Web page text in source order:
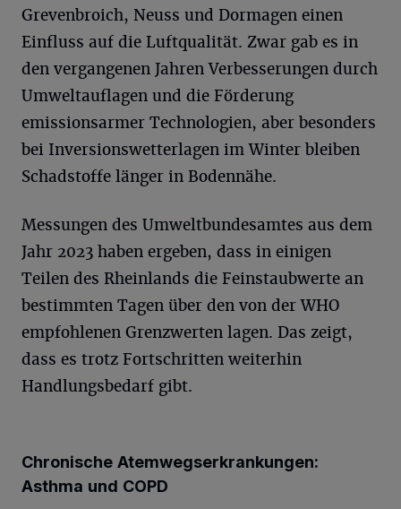
Grevenbroich, Neuss und Dormagen einen
Einfluss auf die Luftqualität. Zwar gab es in
den vergangenen Jahren Verbesserungen durch
Umweltauflagen und die Förderung
emissionsarmer Technologien, aber besonders
bei Inversionswetterlagen im Winter bleiben
Schadstoffe länger in Bodennähe.
Messungen des Umweltbundesamtes aus dem
Jahr 2023 haben ergeben, dass in einigen
Teilen des Rheinlands die Feinstaubwerte an
bestimmten Tagen über den von der WHO
empfohlenen Grenzwerten lagen. Das zeigt,
dass es trotz Fortschritten weiterhin
Handlungsbedarf gibt.
Chronische Atemwegserkrankungen:
Asthma und COPD